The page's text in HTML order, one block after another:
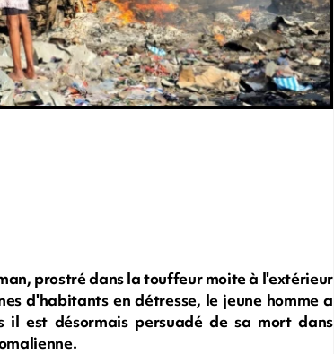
prostré dans la touffeur moite à l'extérieur
d'habitants en détresse, le jeune homme a
il est désormais persuadé de sa mort dans